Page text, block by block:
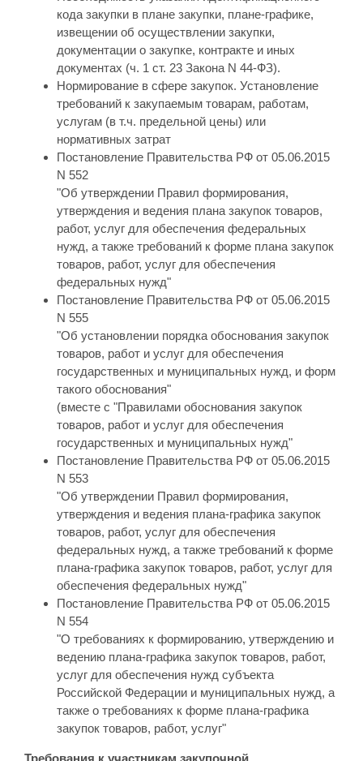
кода закупки в плане закупки, плане-графике,
извещении об осуществлении закупки,
документации о закупке, контракте и иных
документах (ч. 1 ст. 23 Закона N 44-ФЗ).
Нормирование в сфере закупок. Установление
требований к закупаемым товарам, работам,
услугам (в т.ч. предельной цены) или
нормативных затрат
Постановление Правительства РФ от 05.06.2015
N 552
"Об утверждении Правил формирования,
утверждения и ведения плана закупок товаров,
работ, услуг для обеспечения федеральных
нужд, а также требований к форме плана закупок
товаров, работ, услуг для обеспечения
федеральных нужд"
Постановление Правительства РФ от 05.06.2015
N 555
"Об установлении порядка обоснования закупок
товаров, работ и услуг для обеспечения
государственных и муниципальных нужд, и форм
такого обоснования"
(вместе с "Правилами обоснования закупок
товаров, работ и услуг для обеспечения
государственных и муниципальных нужд"
Постановление Правительства РФ от 05.06.2015
N 553
"Об утверждении Правил формирования,
утверждения и ведения плана-графика закупок
товаров, работ, услуг для обеспечения
федеральных нужд, а также требований к форме
плана-графика закупок товаров, работ, услуг для
обеспечения федеральных нужд"
Постановление Правительства РФ от 05.06.2015
N 554
"О требованиях к формированию, утверждению и
ведению плана-графика закупок товаров, работ,
услуг для обеспечения нужд субъекта
Российской Федерации и муниципальных нужд, а
также о требованиях к форме плана-графика
закупок товаров, работ, услуг"